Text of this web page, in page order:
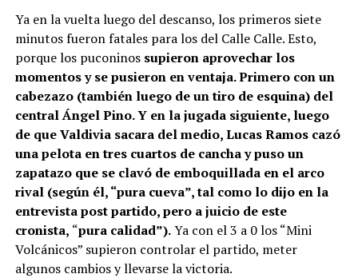
Ya en la vuelta luego del descanso, los primeros siete
minutos fueron fatales para los del Calle Calle. Esto,
porque los puconinos supieron aprovechar los
momentos y se pusieron en ventaja. Primero con un
cabezazo (también luego de un tiro de esquina) del
central Ángel Pino. Y en la jugada siguiente, luego
de que Valdivia sacara del medio, Lucas Ramos cazó
una pelota en tres cuartos de cancha y puso un
zapatazo que se clavó de emboquillada en el arco
rival (según él, “pura cueva”, tal como lo dijo en la
entrevista post partido, pero a juicio de este
cronista, “pura calidad”).Ya con el 3 a 0 los “Mini
Volcánicos” supieron controlar el partido, meter
algunos cambios y llevarse la victoria.